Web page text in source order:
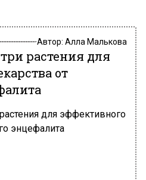
Автор: Алла Малькова
растения для
от